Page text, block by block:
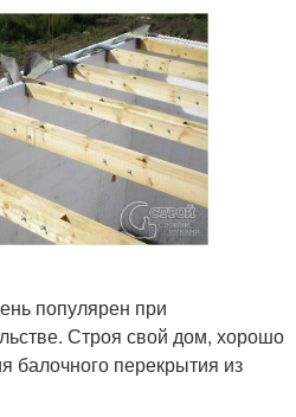
популярен при
Строя свой дом, хорошо
балочного перекрытия из